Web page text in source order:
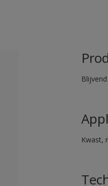
Kwast,